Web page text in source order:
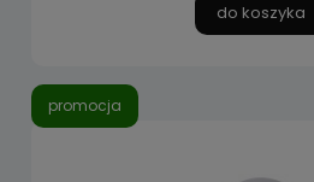
do koszyka
promocja